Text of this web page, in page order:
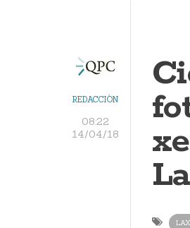
REDACCIÓN
08:22
14/04/18